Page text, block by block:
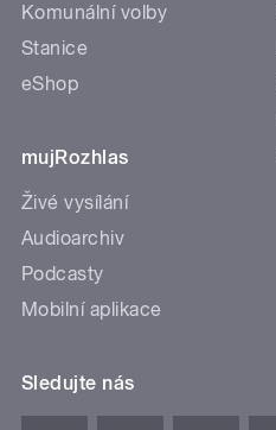
Komunální volby
Stanice
eShop
mujRozhlas
Živé vysílání
Audioarchiv
Podcasty
Mobilní aplikace
Sledujte nás